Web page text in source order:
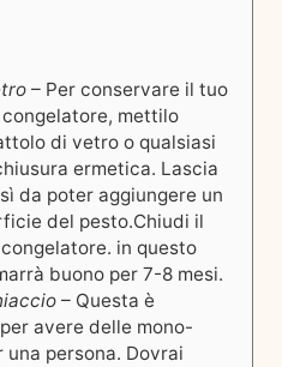
– Per conservare il tuo
mettilo
di vetro o qualsiasi
ermetica. Lascia
da poter aggiungere un
del pesto.Chiudi il
in questo
buono per 7-8 mesi.
– Questa è
avere delle mono-
persona. Dovrai